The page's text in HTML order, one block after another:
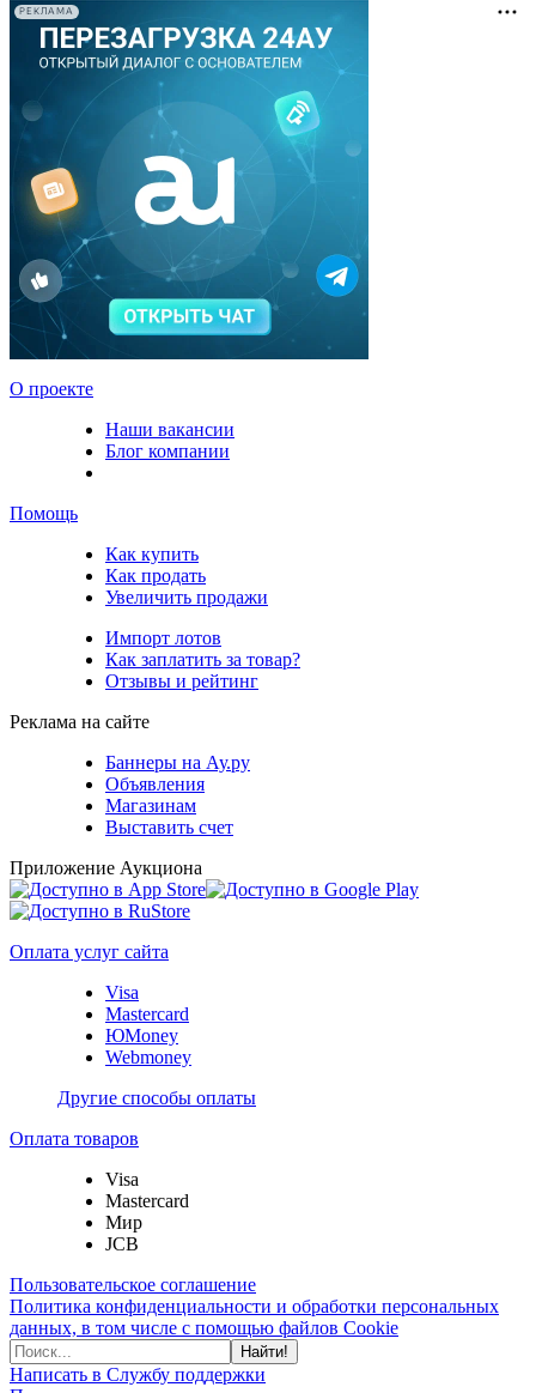
РЕКЛАМА
О проекте
Наши вакансии
Блог компании
Помощь
Как купить
Как продать
Увеличить продажи
Импорт лотов
Как заплатить за товар?
Отзывы и рейтинг
Реклама на сайте
Баннеры на Ау.ру
Объявления
Магазинам
Выставить счет
Приложение Аукциона
Оплата услуг сайта
Visa
Mastercard
ЮMoney
Webmoney
Другие способы оплаты
Оплата товаров
Visa
Mastercard
Мир
JCB
Пользовательское соглашение
Политика конфиденциальности и обработки персональных
данных, в том числе с помощью файлов Cookie
Найти!
Написать в Службу поддержки